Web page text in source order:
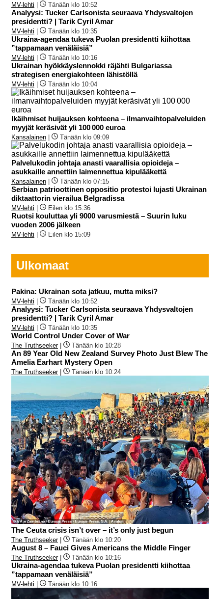
MV-lehti Tänään klo 10:52
Analyysi: Tucker Carlsonista seuraava Yhdysvaltojen
presidentti? | Tarik Cyril Amar
MV-lehti Tänään klo 10:35
Ukraina-agendaa tukeva Puolan presidentti kiihottaa
”tappamaan venäläisiä”
MV-lehti Tänään klo 10:16
Ukrainan hyökkäyslennokki räjähti Bulgariassa
strategisen energiakohteen lähistöllä
MV-lehti Tänään klo 10:04
Ikäihmiset huijauksen kohteena – ilmanvaihtopalveluiden
myyjät keräsivät yli 100 000 euroa
Kansalainen Tänään klo 09:09
Palvelukodin johtaja anasti vaarallisia opioideja –
asukkaille annettiin laimennettua kipulääkettä
Kansalainen Tänään klo 07:15
Serbian patrioottinen oppositio protestoi lujasti Ukrainan
diktaattorin vierailua Belgradissa
MV-lehti Eilen klo 15:36
Ruotsi kouluttaa yli 9000 varusmiestä – Suurin luku
vuoden 2006 jälkeen
MV-lehti Eilen klo 15:09
Ulkomaat
Pakina: Ukrainan sota jatkuu, mutta miksi?
MV-lehti Tänään klo 10:52
Analyysi: Tucker Carlsonista seuraava Yhdysvaltojen
presidentti? | Tarik Cyril Amar
MV-lehti Tänään klo 10:35
World Control Under Cover of War
The Truthseeker| Tänään klo 10:28
An 89 Year Old New Zealand Survey Photo Just Blew The
Amelia Earhart Mystery Open
The Truthseeker| Tänään klo 10:24
The Ceuta crisis isn’t over – it’s only just begun
The Truthseeker| Tänään klo 10:20
August 8 – Fauci Gives Americans the Middle Finger
The Truthseeker| Tänään klo 10:16
Ukraina-agendaa tukeva Puolan presidentti kiihottaa
”tappamaan venäläisiä”
MV-lehti | Tänään klo 10:16